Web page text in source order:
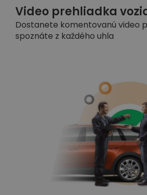
Video prehliadka
Dostanete komentovanú video
spoznáte z každého uhla